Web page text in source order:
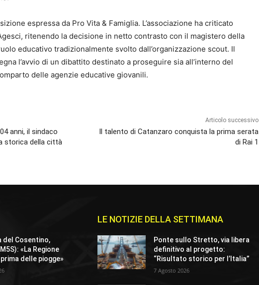
espressa da Pro Vita & Famiglia. L’associazione ha criticato
ritenendo la decisione in netto contrasto con il magistero della
educativo tradizionalmente svolto dall’organizzazione scout. Il
l’avvio di un dibattito destinato a proseguire sia all’interno del
delle agenzie educative giovanili.
anni, il sindaco
storica della città
Articolo successivo
Il talento di Catanzaro conquista la prima serata
di Rai 1
del Cosentino,
«La Regione
delle piogge»
LE NOTIZIE DELLA SETTIMANA
Ponte sullo Stretto, via libera
definitivo al progetto:
“Risultato storico per l’Italia”
7 Agosto 2026